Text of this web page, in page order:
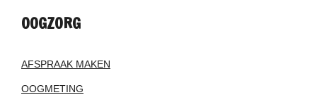
OOGZORG
AFSPRAAK MAKEN
OOGMETING